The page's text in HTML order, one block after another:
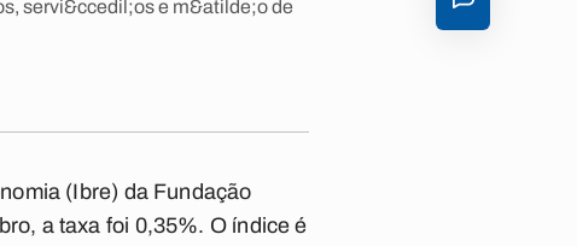
servi&ccedil;os e m&atilde;o de
(Ibre) da Fundação
a taxa foi 0,35%. O índice é